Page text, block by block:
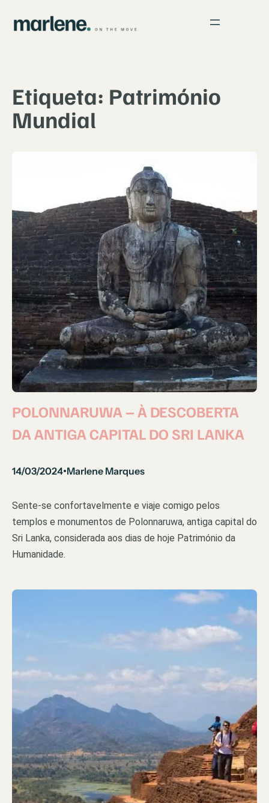
para
Etiqueta: Património
Mundial
POLONNARUWA – À DESCOBERTA
DA ANTIGA CAPITAL DO SRI LANKA
14/03/2024•Marlene Marques
Sente-se confortavelmente e viaje comigo pelos
templos e monumentos de Polonnaruwa, antiga capital do
Sri Lanka, considerada aos dias de hoje Património da
Humanidade.